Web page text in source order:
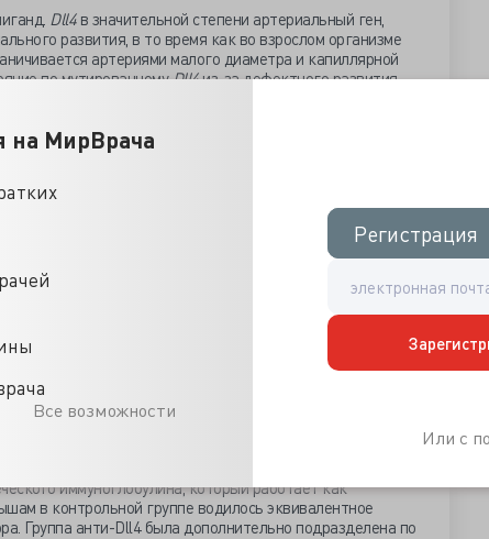
на МирВрача
Все возможности
Регистрация
Регистрация
Или с
Dll4в значительной степени артериальный ген,
развития, в то время как во взрослом организме
артериями малого диаметра и капиллярной
по мутированномуDll4из-за дефектного развития
Вообще существует лишь два известных гена
функциональную сосудистую сеть.
продемонстрировало парадоксальный эффект,
плотности, уменьшило перфузию и рост опухоли.
новой сформированной сосудистой сети развился
опухоли. Поскольку функция Dll4, как известно,
что модулируя терапевтическую
адекватно функционирующих кровеносных
сахарным диабетом.
использовались самцы мыши 10-15 недельного
проникающая рана. Измерение площади
0 день, что служило отправной точкой, замеры
в процентах к 0 дню. Конечная точка была
поверхности не менее 10 % от первоначального
Мышам из первой группы – «группа анти-Dll4»,
sDll4-Fc - растворимый внеклеточный домен Dll4,
иммуноглобулина, который работает как
в контрольной группе водилось эквивалентное
Группа анти-Dll4 была дополнительно подразделена по